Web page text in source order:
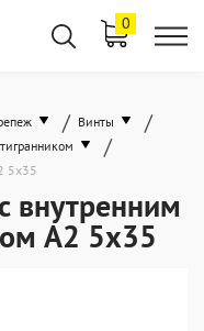
0
/ Винты /
/
5х35
внутренним
А2 5х35